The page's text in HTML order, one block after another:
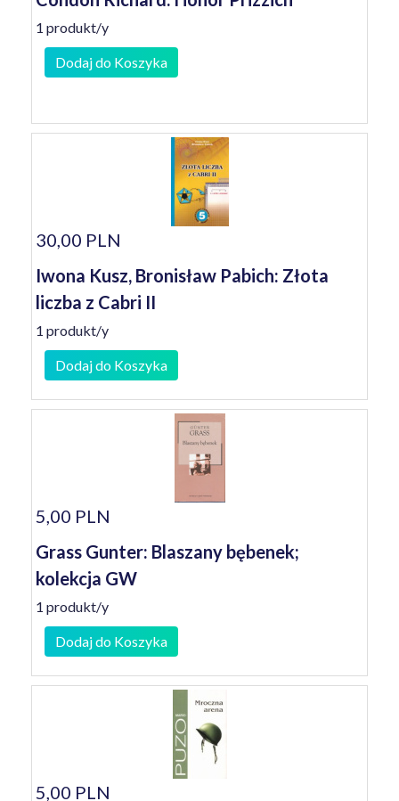
1 produkt/y
Dodaj do Koszyka
30,00 PLN
Iwona Kusz, Bronisław Pabich: Złota
liczba z Cabri II
1 produkt/y
Dodaj do Koszyka
5,00 PLN
Grass Gunter: Blaszany bębenek;
kolekcja GW
1 produkt/y
Dodaj do Koszyka
5,00 PLN